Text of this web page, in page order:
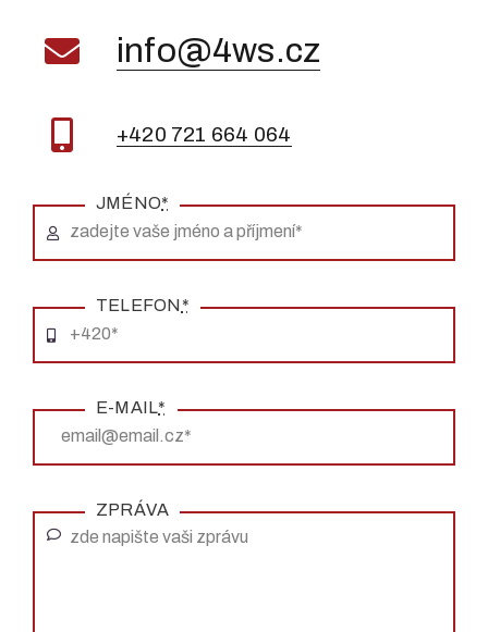
info@4ws.cz
+420 721 664 064
JMÉNO*
TELEFON*
E-MAIL*
ZPRÁVA